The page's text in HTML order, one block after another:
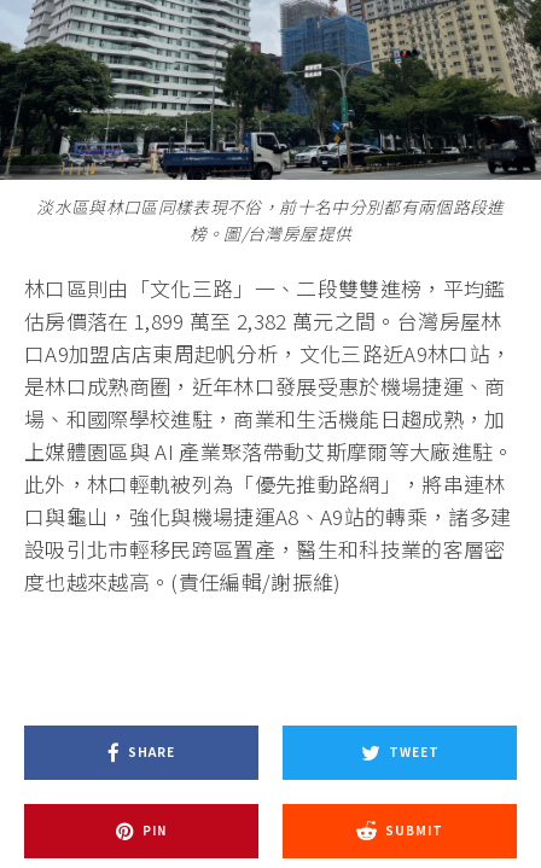
淡水區與林口區同樣表現不俗，前十名中分別都有兩個路段進
榜。圖/台灣房屋提供
林口區則由「文化三路」一、二段雙雙進榜，平均鑑
估房價落在 1,899 萬至 2,382 萬元之間。台灣房屋林
口A9加盟店店東周起帆分析，文化三路近A9林口站，
是林口成熟商圈，近年林口發展受惠於機場捷運、商
場、和國際學校進駐，商業和生活機能日趨成熟，加
上媒體園區與 AI 產業聚落帶動艾斯摩爾等大廠進駐。
此外，林口輕軌被列為「優先推動路網」，將串連林
口與龜山，強化與機場捷運A8、A9站的轉乘，諸多建
設吸引北市輕移民跨區置產，醫生和科技業的客層密
度也越來越高。(責任編輯/謝振維)
SHARE TWEET
PIN SUBMIT